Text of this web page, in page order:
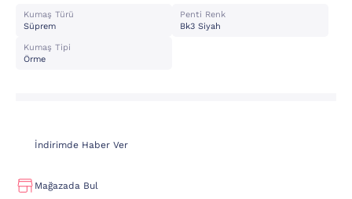
Kumaş Türü
Süprem
Penti Renk
Bk3 Siyah
Kumaş Tipi
Örme
İndirimde Haber Ver
Mağazada Bul